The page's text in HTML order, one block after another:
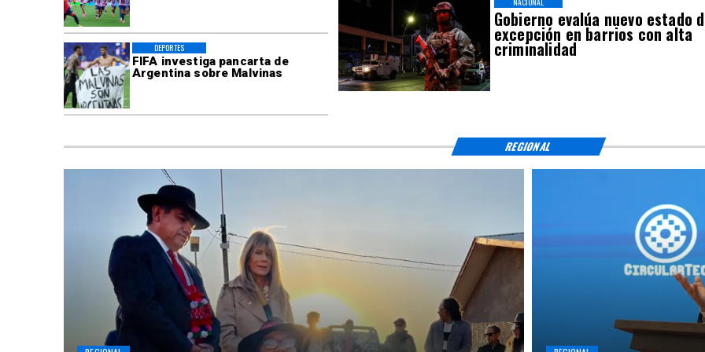
FIFA investiga pancarta de
Argentina sobre Malvinas
DEPORTES
Gobierno evalúa nuevo estado
excepción en barrios con alta
criminalidad
REGIONAL